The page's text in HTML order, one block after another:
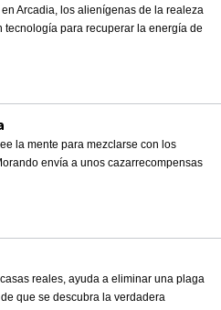
Arcadia, los alienígenas de la realeza
tecnología para recuperar la energía de
la mente para mezclarse con los
envía a unos cazarrecompensas
reales, ayuda a eliminar una plaga
que se descubra la verdadera